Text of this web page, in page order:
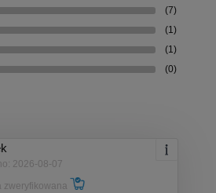
(7)
(1)
(1)
(0)
2026-08-07
zweryfikowana